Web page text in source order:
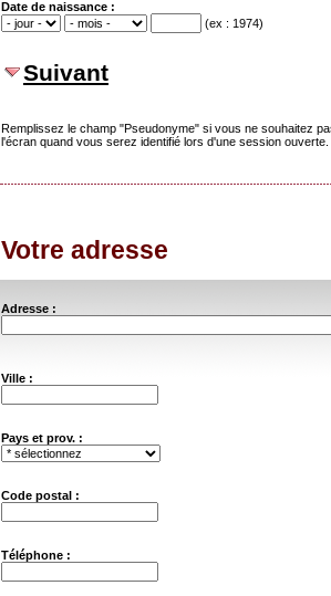
Date de naissance :
(ex : 1974)
Suivant
Remplissez le champ "Pseudonyme" si vous ne souhaitez
l'écran quand vous serez identifié lors d'une session ouverte.
Votre adresse
Adresse :
Ville :
Pays et prov. :
Code postal :
Téléphone :